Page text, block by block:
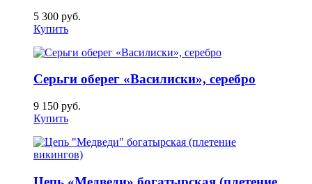
5 300 руб.
Купить
Серьги оберег «Василиски», серебро
9 150 руб.
Купить